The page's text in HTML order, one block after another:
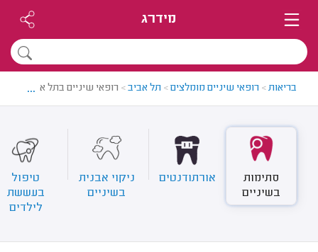
מידרג
בריאות> רופאי שיניים מומלצים> תל אביב> רופאי שיניים בתל אביב
...
סתימות
בשיניים
אורתודנטים
ניקוי אבנית
בשיניים
טיפול
בעששת
לילדים